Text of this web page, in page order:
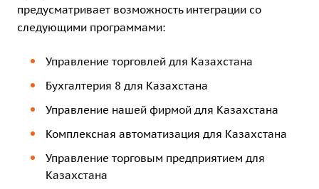
предусматривает возможность интеграции со
следующими программами:
Управление торговлей для Казахстана
Бухгалтерия 8 для Казахстана
Управление нашей фирмой для Казахстана
Комплексная автоматизация для Казахстана
Управление торговым предприятием для
Казахстана